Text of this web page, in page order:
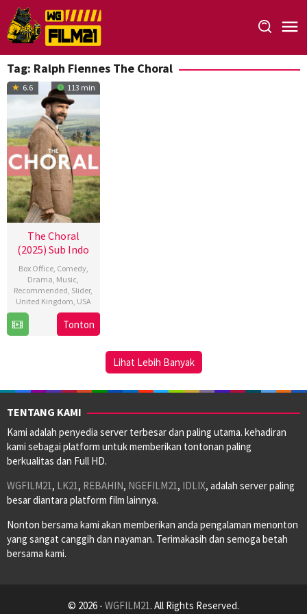
Loncat
ke
konten
Tag: Ralph Fiennes The Choral
6.6 113 min
The Choral
(2025) Sub Indo
Box Office, Comedy,
Drama Music
Recommended Slider,
United Kingdom USA
Nov
Nicholas
Hytner
Tonton
Lihat Lebih Banyak
TENTANG KAMI
Kami adalah penyedia server terbesar dan paling utama. kehadiran
kami sebagai platform untuk memberikan tontonan paling
berkualitas dan Full HD.
WGFILM21, LK21, REBAHIN, NGEFILM21, IDLIX, adalah server paling
besar diantara platform film lainnya.
Nonton bersama kami akan memberikan anda pengalaman menonton
yang sangat canggih dan nayaman. Terimakasih dan semoga betah
bersama kami.
© 2026 - WGFILM21. All Rights Reserved.